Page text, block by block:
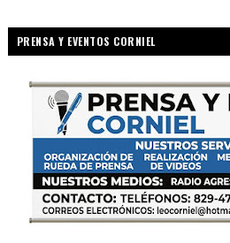
PRENSA Y EVENTOS CORNIEL